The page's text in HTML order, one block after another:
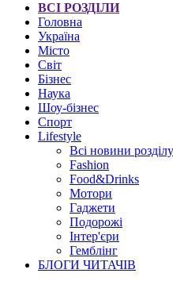
ВСІ РОЗДІЛИ
Головна
Україна
Місто
Світ
Бізнес
Наука
Шоу-бізнес
Спорт
Lifestyle
Всі новини розділу
Fashion
Food&Drinks
Мотори
Гаджети
Подорожі
Інтер'єри
Гемблінг
БЛОГИ ЧИТАЧІВ